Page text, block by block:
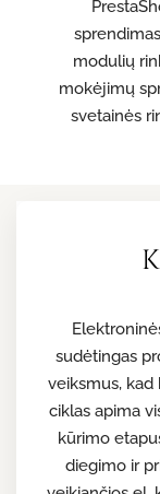
modulių
mokėjimų
svetainės
sudėtingas
veiksmus, kad
ciklas apima
kūrimo
diegimo ir